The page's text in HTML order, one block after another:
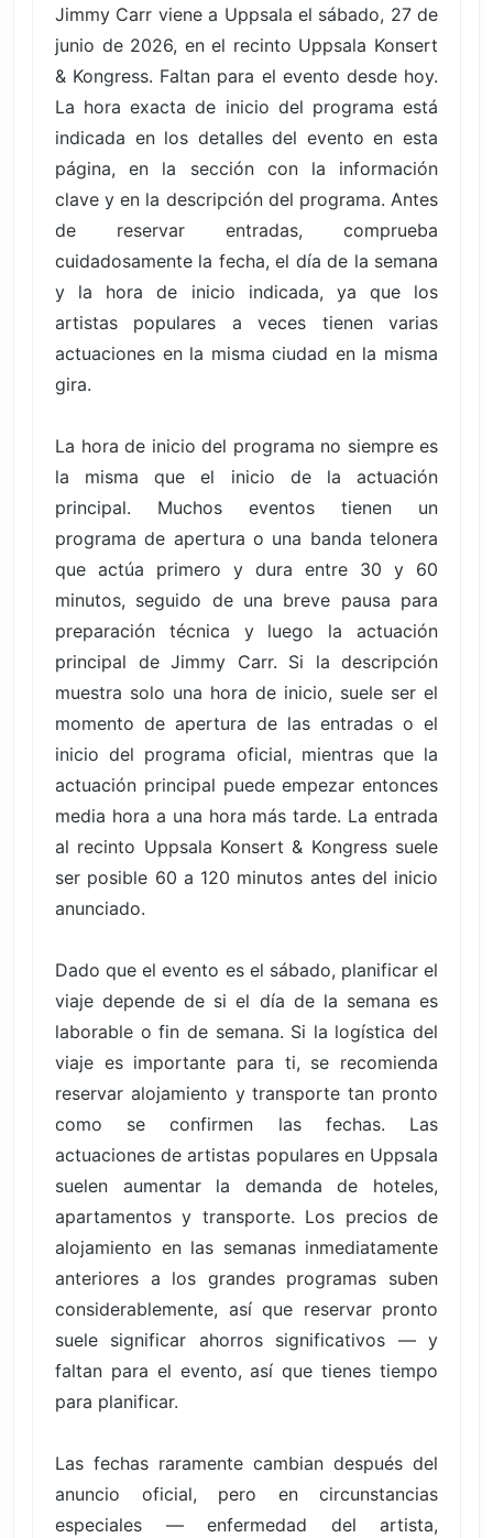
Jimmy Carr viene a Uppsala el sábado, 27 de
junio de 2026, en el recinto Uppsala Konsert
& Kongress. Faltan para el evento desde hoy.
La hora exacta de inicio del programa está
indicada en los detalles del evento en esta
página, en la sección con la información
clave y en la descripción del programa. Antes
de reservar entradas, comprueba
cuidadosamente la fecha, el día de la semana
y la hora de inicio indicada, ya que los
artistas populares a veces tienen varias
actuaciones en la misma ciudad en la misma
gira.
La hora de inicio del programa no siempre es
la misma que el inicio de la actuación
principal. Muchos eventos tienen un
programa de apertura o una banda telonera
que actúa primero y dura entre 30 y 60
minutos, seguido de una breve pausa para
preparación técnica y luego la actuación
principal de Jimmy Carr. Si la descripción
muestra solo una hora de inicio, suele ser el
momento de apertura de las entradas o el
inicio del programa oficial, mientras que la
actuación principal puede empezar entonces
media hora a una hora más tarde. La entrada
al recinto Uppsala Konsert & Kongress suele
ser posible 60 a 120 minutos antes del inicio
anunciado.
Dado que el evento es el sábado, planificar el
viaje depende de si el día de la semana es
laborable o fin de semana. Si la logística del
viaje es importante para ti, se recomienda
reservar alojamiento y transporte tan pronto
como se confirmen las fechas. Las
actuaciones de artistas populares en Uppsala
suelen aumentar la demanda de hoteles,
apartamentos y transporte. Los precios de
alojamiento en las semanas inmediatamente
anteriores a los grandes programas suben
considerablemente, así que reservar pronto
suele significar ahorros significativos — y
faltan para el evento, así que tienes tiempo
para planificar.
Las fechas raramente cambian después del
anuncio oficial, pero en circunstancias
especiales — enfermedad del artista,